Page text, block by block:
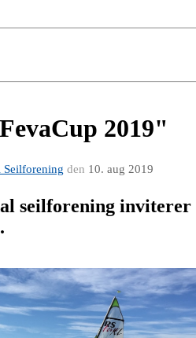
2019"
den 10. aug 2019
seilforening inviterer